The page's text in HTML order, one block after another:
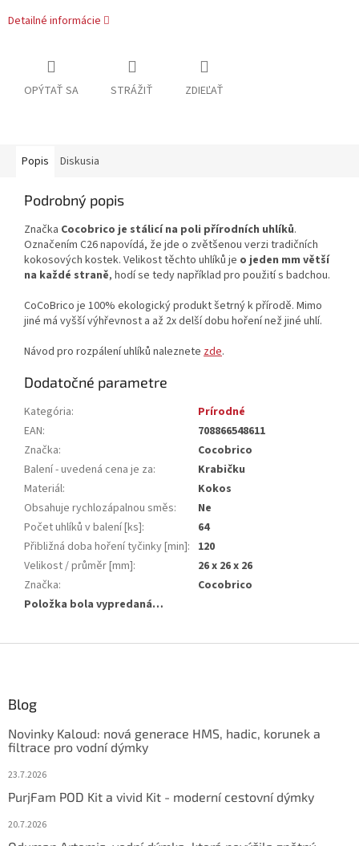
Detailné informácie
OPÝTAŤ SA STRÁŽIŤ ZDIEĽAŤ
Popis Diskusia
Podrobný popis
Značka Cocobrico je stálicí na poli přírodních uhlíků.
Označením C26 napovídá, že jde o zvětšenou verzi tradičních
kokosových kostek. Velikost těchto uhlíků je o jeden mm větší
na každé straně, hodí se tedy například pro použití s badchou.
CoCoBrico je 100% ekologický produkt šetrný k přírodě. Mimo
jiné má vyšší výhřevnost a až 2x delší dobu hoření než jiné uhlí.
Návod pro rozpálení uhlíků naleznete zde.
Dodatočné parametre
Kategória:
Prírodné
EAN:
708866548611
Značka:
Cocobrico
Balení - uvedená cena je za:
Krabičku
Materiál:
Kokos
Obsahuje rychlozápalnou směs:
Ne
Počet uhlíků v balení [ks]:
64
Přibližná doba hoření tyčinky [min]: 120
Velikost / průměr [mm]:
26 x 26 x 26
Značka:
Cocobrico
Položka bola vypredaná…
Blog
Novinky Kaloud: nová generace HMS, hadic, korunek a
filtrace pro vodní dýmky
23.7.2026
PurjFam POD Kit a vivid Kit - moderní cestovní dýmky
20.7.2026